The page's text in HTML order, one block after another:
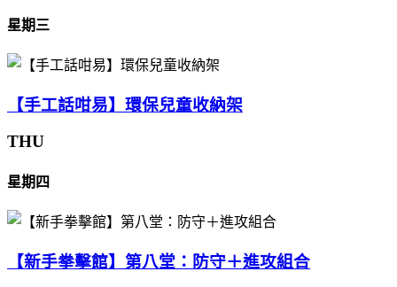
星期三
【手工話咁易】環保兒童收納架
THU
星期四
【新手拳擊館】第八堂：防守＋進攻組合